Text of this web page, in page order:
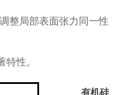
整局部表面张力同一性
性。
有机硅